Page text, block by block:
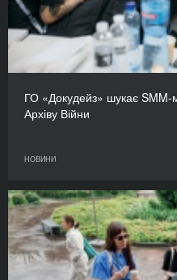
ГО «Докудейз» шукає
Архіву Війни
НОВИНИ